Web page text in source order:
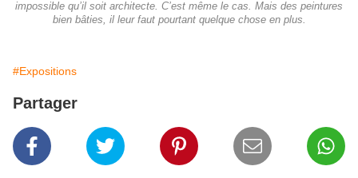
impossible qu’il soit architecte. C’est même le cas. Mais des peintures
bien bâties, il leur faut pourtant quelque chose en plus.
#Expositions
Partager